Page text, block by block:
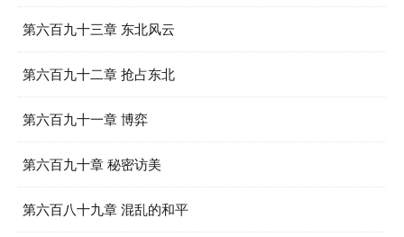
第六百九十三章 东北风云
第六百九十二章 抢占东北
第六百九十一章 博弈
第六百九十章 秘密访美
第六百八十九章 混乱的和平